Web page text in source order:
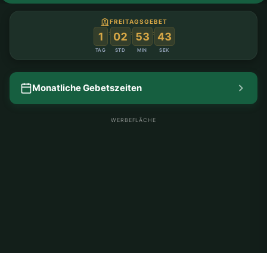
FREITAGSGEBET
1
TAG
: 02
STD
: 53
MIN
: 43
SEK
Monatliche Gebetszeiten
WERBEFLÄCHE